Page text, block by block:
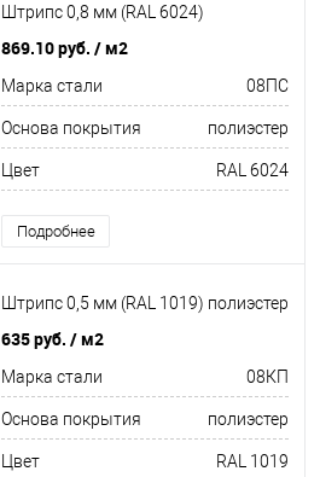
Штрипс 0,8 мм (RAL 6024)
869.10 руб. / м2
Марка стали 08ПС
Основа покрытия полиэстер
Цвет RAL 6024
Подробнее
Штрипс 0,5 мм (RAL 1019) полиэстер
635 руб. / м2
Марка стали 08КП
Основа покрытия полиэстер
Цвет RAL 1019